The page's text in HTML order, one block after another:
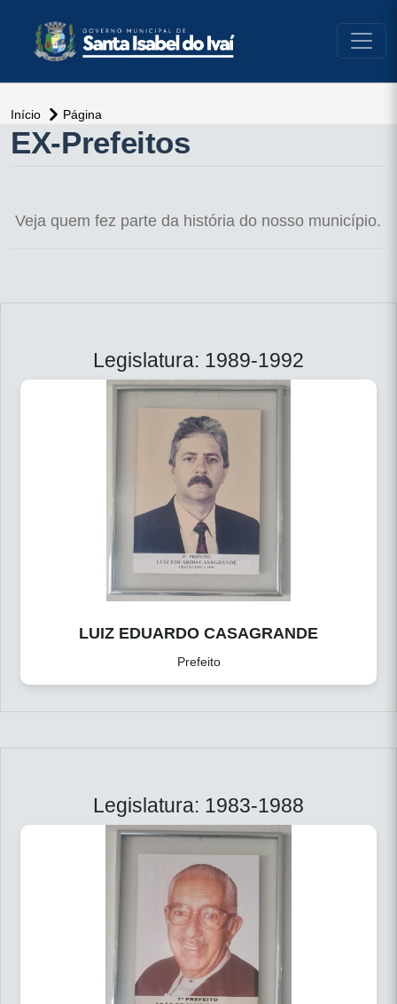
Início
Página
conteúdo
principal
EX-Prefeitos
Veja quem fez parte da história do nosso município.
Legislatura: 1989-1992
LUIZ EDUARDO CASAGRANDE
Prefeito
Legislatura: 1983-1988